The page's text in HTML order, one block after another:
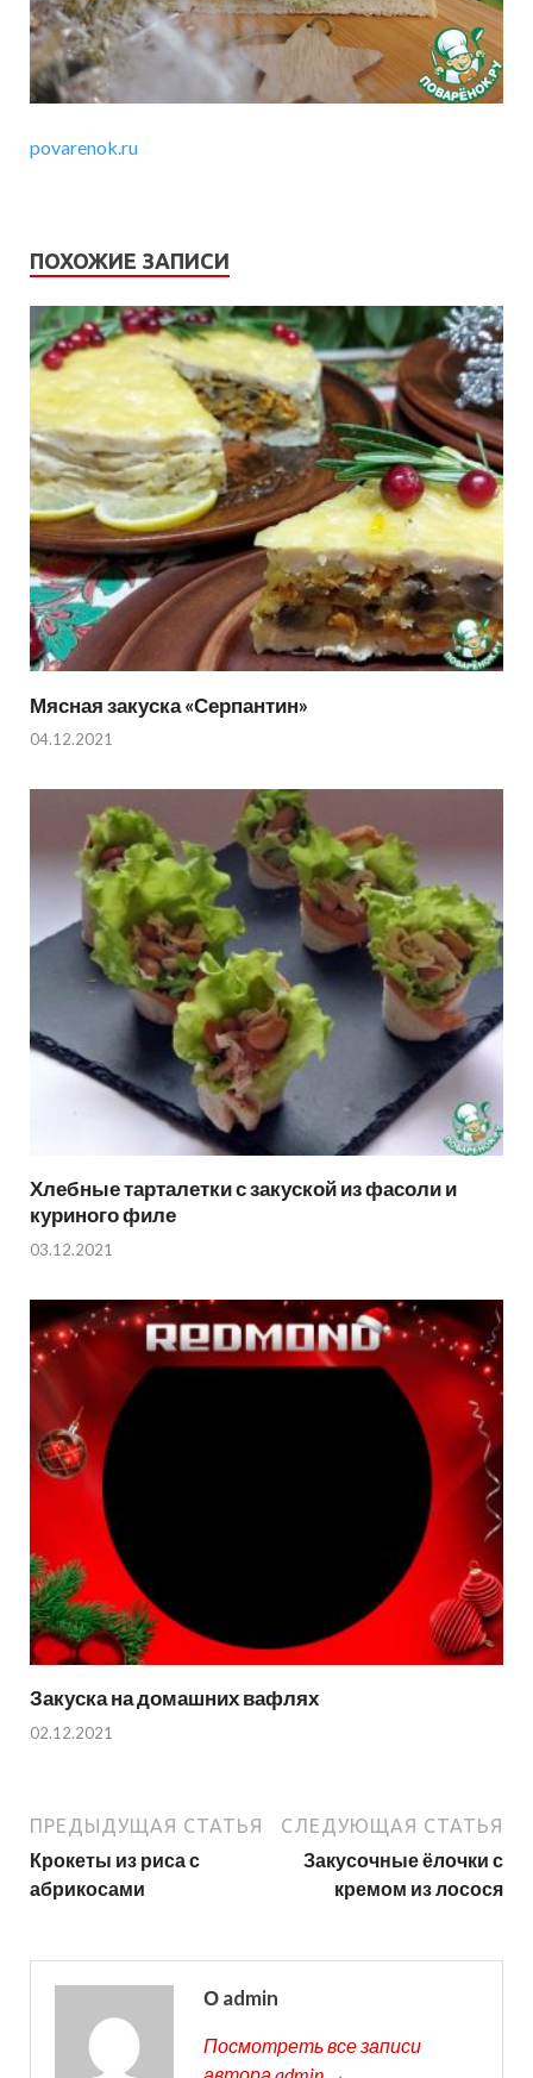
povarenok.ru
ПОХОЖИЕ ЗАПИСИ
Мясная закуска «Серпантин»
04.12.2021
Хлебные тарталетки с закуской из фасоли и
куриного филе
03.12.2021
Закуска на домашних вафлях
02.12.2021
ПРЕДЫДУЩАЯ СТАТЬЯ
Крокеты из риса с
абрикосами
СЛЕДУЮЩАЯ СТАТЬЯ
Закусочные ёлочки с
кремом из лосося
О admin
Посмотреть все записи